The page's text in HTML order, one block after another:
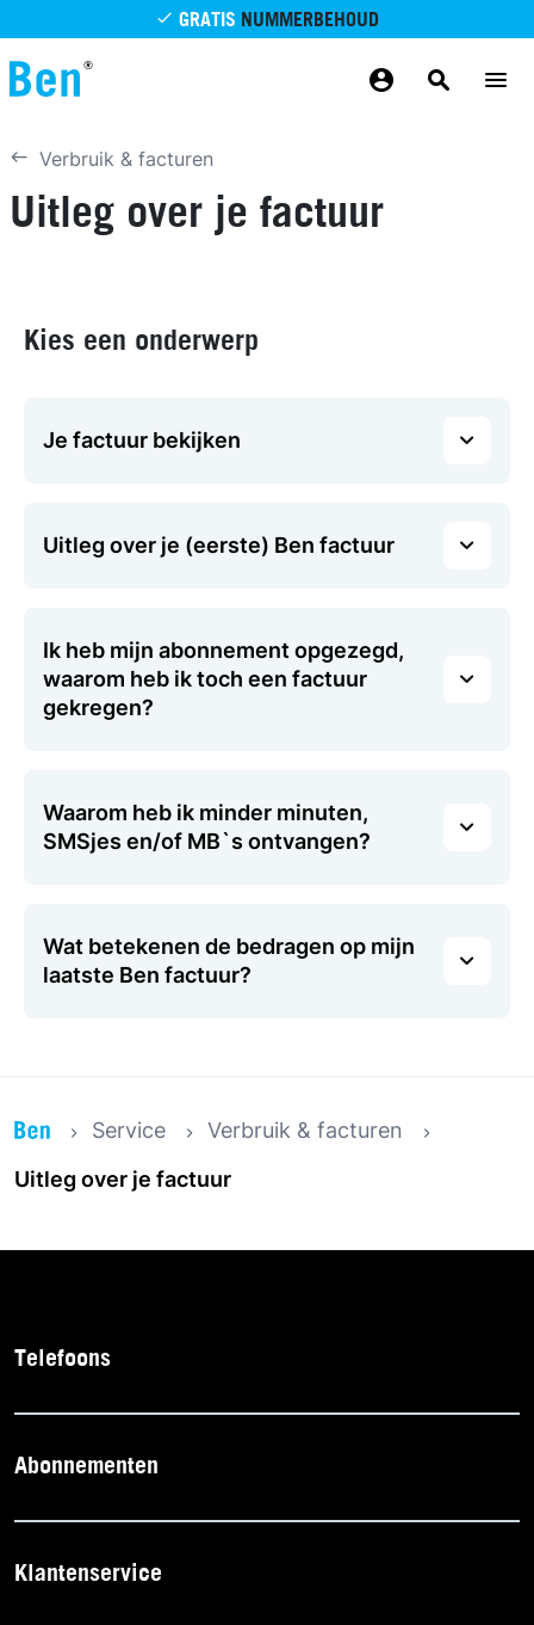
Overslaan en naar de inhoud gaan
GRATIS NUMMERBEHOUD
Verbruik & facturen
Uitleg over je factuur
Kies een onderwerp
Je factuur bekijken
Uitleg over je (eerste) Ben factuur
Ik heb mijn abonnement opgezegd,
waarom heb ik toch een factuur
gekregen?
Waarom heb ik minder minuten,
SMSjes en/of MB`s ontvangen?
Wat betekenen de bedragen op mijn
laatste Ben factuur?
Service
Verbruik & facturen
Uitleg over je factuur
Telefoons
Abonnementen
Klantenservice